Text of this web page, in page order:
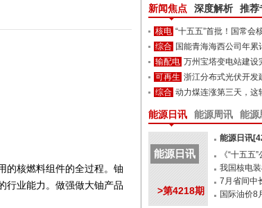
的核燃料组件的全过程。铀
行业能力。做强做大铀产品
新闻焦点 深度解析 推荐
核电 “十五五”首批！国常会
综合 国能青海海西公司年累
输配电 万州宝塔变电站建设
可再生 浙江分布式光伏开发
综合 动力煤连涨第三天，这
能源日讯 能源周讯 能源
能源日讯
>第4218期
能源日讯
《“十五五
我国核电
7月省间中
国际油价8